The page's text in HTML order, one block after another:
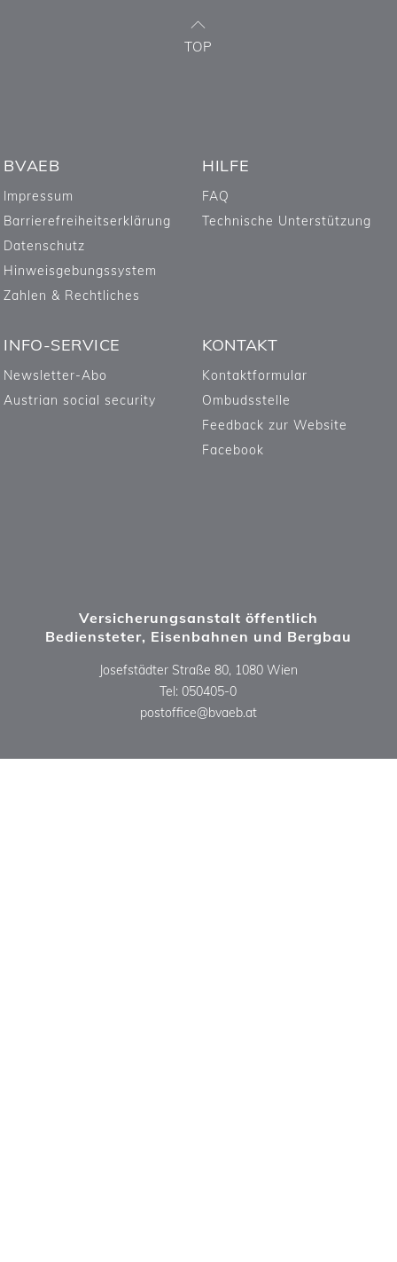
Versicherungsanstalt öffentlich
Bediensteter, Eisenbahnen und Bergbau
Josefstädter Straße 80, 1080 Wien
Tel: 050405-0
BVAEB
Impressum
Barrierefreiheitserklärung
Datenschutz
Hinweisgebungssystem
HILFE
FAQ
INFO-SERVICE
Newsletter-Abo
KONTAKT
Kontaktformular
Ombudsstelle
Feedback zur Website